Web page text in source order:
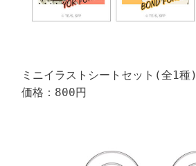
ミニイラストシートセット(全1種)
価格：800円